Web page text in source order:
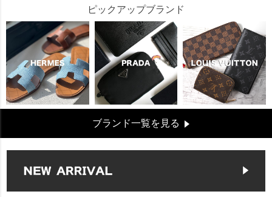
ピックアップブランド
ブランド一覧を見る